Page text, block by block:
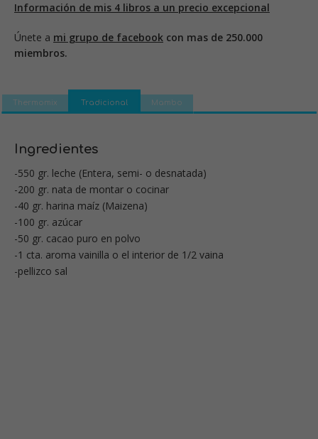
Información de mis 4 libros a un precio excepcional
Únete a mi grupo de facebook con mas de 250.000
miembros.
Thermomix Tradicional Mambo
Ingredientes
-550 gr. leche (Entera, semi- o desnatada)
-200 gr. nata de montar o cocinar
-40 gr. harina maíz (Maizena)
-100 gr. azúcar
-50 gr. cacao puro en polvo
-1 cta. aroma vainilla o el interior de 1/2 vaina
-pellizco sal